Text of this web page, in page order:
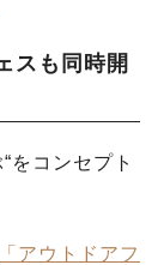
スも同時開
をコンセプト
「アウトドアフ